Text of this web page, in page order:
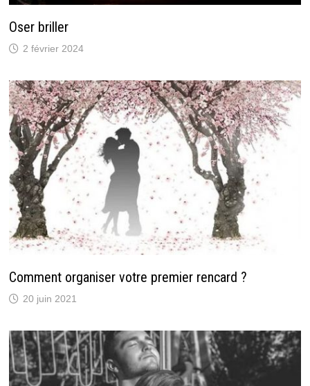
Oser briller
2 février 2024
Comment organiser votre premier rencard ?
20 juin 2021